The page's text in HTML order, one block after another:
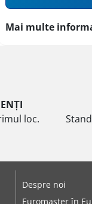
Mai multe
loc.
Despre noi
Euromaster în